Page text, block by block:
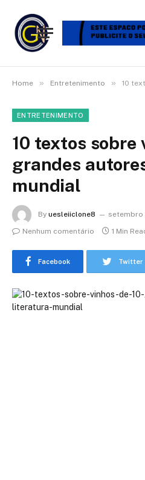
Home » Entretenimento » 10 textos
ENTRETENIMENTO
10 textos sobre
grandes
mundial
By uesleiiclone8
setembro
Nenhum comentário
1 Min
Facebook Twitter